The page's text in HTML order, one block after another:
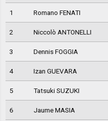
1 Romano FENATI
2 Niccolò ANTONELLI
3 Dennis FOGGIA
4 Izan GUEVARA
5 Tatsuki SUZUKI
6 Jaume MASIA